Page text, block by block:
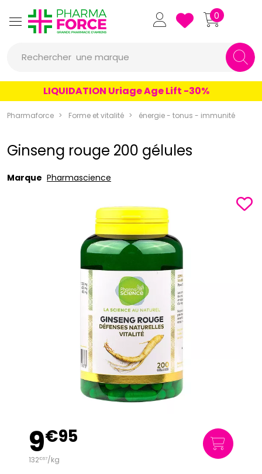
Pharmaforce Grande Pharmacie
0
Rechercher
un produit
une marque
LIQUIDATION Uriage Age Lift -30%
Pharmaforce Forme et vitalité énergie - tonus - immunité
Ginseng rouge 200 gélules
Marque Pharmascience
9€95
132€67/kg